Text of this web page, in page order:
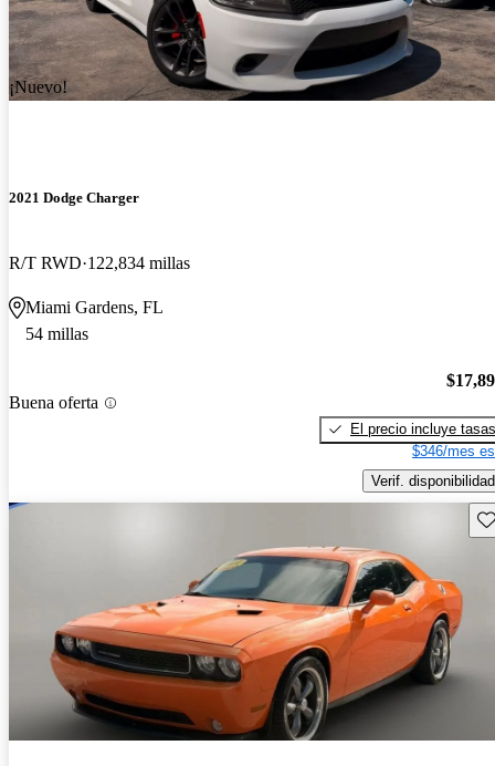
¡Nuevo!
2021 Dodge Charger
R/T RWD 122,834 millas
Miami Gardens, FL
54 millas
Buena oferta
El precio incluye tasas
$346/mes
Verif. disponibilidad